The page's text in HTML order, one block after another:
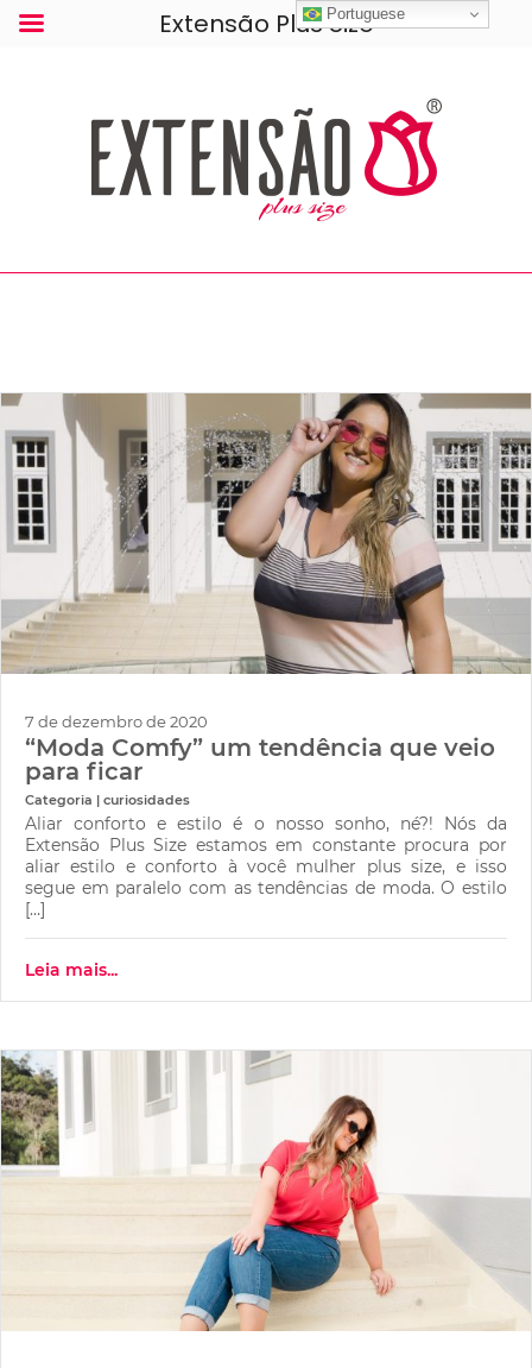
7 de dezembro de 2020
“Moda Comfy” um tendência que veio
para ficar
Categoria | curiosidades
Aliar conforto e estilo é o nosso sonho, né?! Nós da
Extensão Plus Size estamos em constante procura por
aliar estilo e conforto à você mulher plus size, e isso
segue em paralelo com as tendências de moda. O estilo
[…]
Leia mais...
Portuguese
Extensão Plus Size